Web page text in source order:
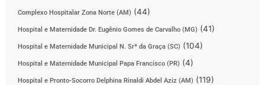
Complexo Hospitalar Zona Norte (AM) (44)
Hospital e Maternidade Dr. Eugênio Gomes de Carvalho (MG) (41)
Hospital e Maternidade Municipal N. Srª da Graça (SC) (104)
Hospital e Maternidade Municipal Papa Francisco (PR) (4)
Hospital e Pronto-Socorro Delphina Rinaldi Abdel Aziz (AM) (119)